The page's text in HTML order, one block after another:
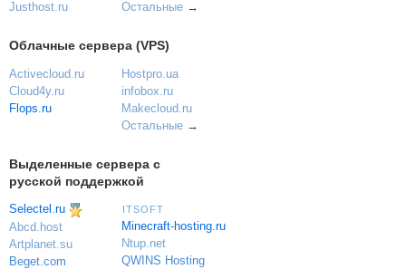
Justhost.ru
Остальные→
Облачные сервера (VPS)
Activecloud.ru
Cloud4y.ru
Flops.ru
Hostpro.ua
infobox.ru
Makecloud.ru
Остальные→
Выделенные сервера с
русской поддержкой
Selectel.ru
Abcd.host
Artplanet.su
Beget.com
ITSOFT
Minecraft-hosting.ru
Ntup.net
QWINS Hosting